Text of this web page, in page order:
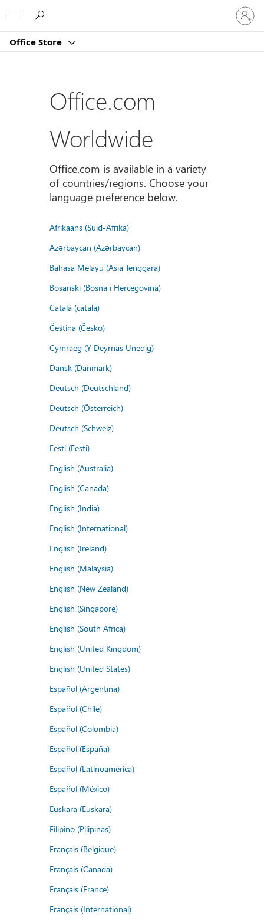
Office Store
Sign
in
to
account
Office.com
Worldwide
Office.com is available in a variety
of countries/regions. Choose your
language preference below.
Afrikaans (Suid-Afrika)
Azərbaycan (Azərbaycan)
Bahasa Melayu (Asia Tenggara)
Bosanski (Bosna i Hercegovina)
Català (català)
Čeština (Česko)
Cymraeg (Y Deyrnas Unedig)
Dansk (Danmark)
Deutsch (Deutschland)
Deutsch (Österreich)
Deutsch (Schweiz)
Eesti (Eesti)
English (Australia)
English (Canada)
English (India)
English (International)
English (Ireland)
English (Malaysia)
English (New Zealand)
English (Singapore)
English (South Africa)
English (United Kingdom)
English (United States)
Español (Argentina)
Español (Chile)
Español (Colombia)
Español (España)
Español (Latinoamérica)
Español (México)
Euskara (Euskara)
Filipino (Pilipinas)
Français (Belgique)
Français (Canada)
Français (France)
Français (International)